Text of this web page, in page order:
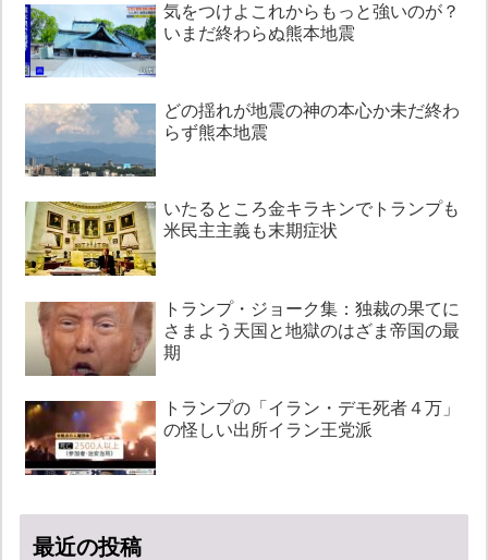
気をつけよこれからもっと強いのが？
いまだ終わらぬ熊本地震
どの揺れが地震の神の本心か未だ終わ
らず熊本地震
いたるところ金キラキンでトランプも
米民主主義も末期症状
トランプ・ジョーク集：独裁の果てに
さまよう天国と地獄のはざま帝国の最
期
トランプの「イラン・デモ死者４万」
の怪しい出所イラン王党派
最近の投稿